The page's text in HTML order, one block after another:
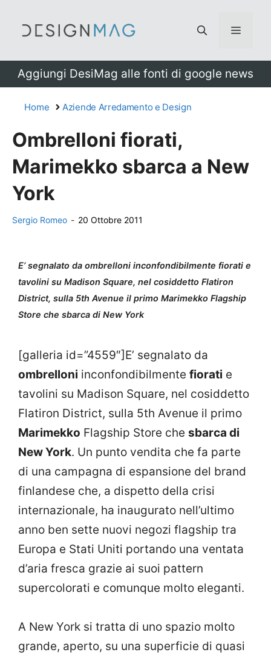
Menu
Aggiungi DesiMag alle fonti di google news
Home Aziende Arredamento e Design
Ombrelloni fiorati,
Marimekko sbarca a New
York
Sergio Romeo - 20 Ottobre 2011
E’ segnalato da ombrelloni inconfondibilmente fiorati e
tavolini su Madison Square, nel cosiddetto Flatiron
District, sulla 5th Avenue il primo Marimekko Flagship
Store che sbarca di New York
[galleria id=”4559″]E’ segnalato da
ombrelloni inconfondibilmente fiorati e
tavolini su Madison Square, nel cosiddetto
Flatiron District, sulla 5th Avenue il primo
Marimekko Flagship Store che sbarca di
New York. Un punto vendita che fa parte
di una campagna di espansione del brand
finlandese che, a dispetto della crisi
internazionale, ha inaugurato nell’ultimo
anno ben sette nuovi negozi flagship tra
Europa e Stati Uniti portando una ventata
d’aria fresca grazie ai suoi pattern
supercolorati e comunque molto eleganti.
A New York si tratta di uno spazio molto
grande, aperto, su una superficie di quasi